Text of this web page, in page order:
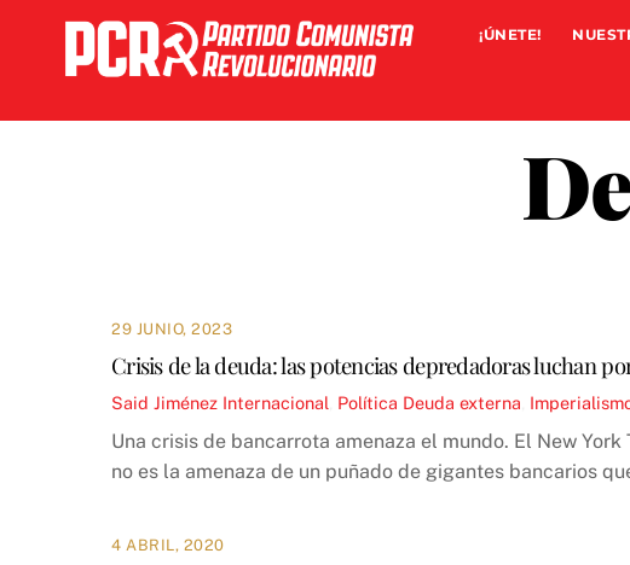
content
¡ÚNETE!
29 JUNIO, 2023
Crisis de la deuda: las potencias depredadoras luchan
Said Jiménez Internacional Política Deuda externa
Una crisis de bancarrota amenaza el mundo. El New
no es la amenaza de un puñado de gigantes bancarios
4 ABRIL, 2020